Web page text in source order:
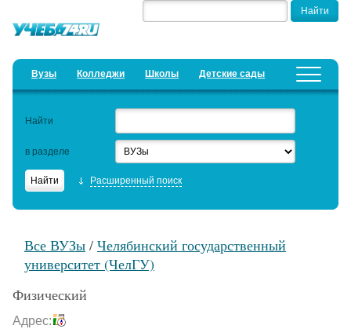
Вузы Колледжи Школы Детские сады
Добавить уч. заведение Предложить новость
Образовательный кредит
Актуальные статьи
Найти
в разделе
Расширенный поиск
Все ВУЗы / Челябинский государственный
университет (ЧелГУ)
Физический
Адрес: